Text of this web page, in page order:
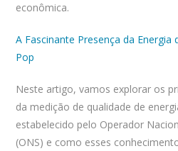
econômica.
A Fascinante Presença da Energia
Pop
Neste artigo, vamos explorar os
da medição de qualidade de
estabelecido pelo Operador
(ONS) e como esses